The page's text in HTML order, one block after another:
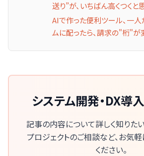
送り”が、いちばん高くつくと
AIで作った便利ツール、一人
ムに配ったら、請求の"桁"が
システム開発・DX導
記事の内容について詳しく知りた
プロジェクトのご相談など、お気
ください。